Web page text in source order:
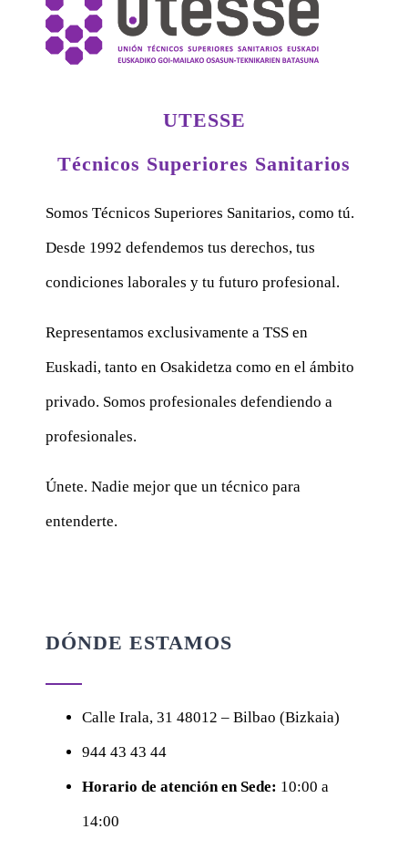
UTESSE
Técnicos Superiores Sanitarios
Somos Técnicos Superiores Sanitarios, como tú.
Desde 1992 defendemos tus derechos, tus
condiciones laborales y tu futuro profesional.
Representamos exclusivamente a TSS en
Euskadi, tanto en Osakidetza como en el ámbito
privado. Somos profesionales defendiendo a
profesionales.
Únete. Nadie mejor que un técnico para
entenderte.
DÓNDE ESTAMOS
Calle Irala, 31 48012 – Bilbao (Bizkaia)
944 43 43 44
Horario de atención en Sede: 10:00 a
14:00